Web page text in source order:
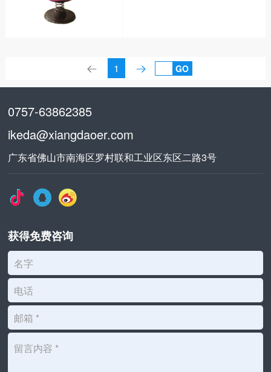
1 GO
0757-63862385
ikeda@xiangdaoer.com
广东省佛山市南海区罗村联和工业区东区二路3号
获得免费咨询